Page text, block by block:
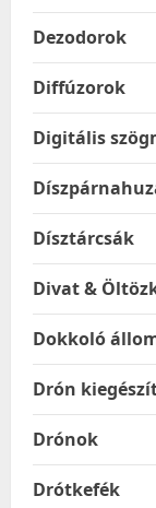
Dezodorok
Diffúzorok
Digitális
Dísztárcsák
Divat &
Dokkoló
Drón
Drónok
Drótkefék